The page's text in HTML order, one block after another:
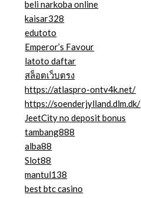
beli narkoba online
kaisar328
edutoto
Emperor’s Favour
latoto daftar
สล็อตเว็บตรง
https://atlaspro-ontv4k.net/
https://soenderjylland.dlm.dk/
JeetCity no deposit bonus
tambang888
alba88
Slot88
mantul138
best btc casino